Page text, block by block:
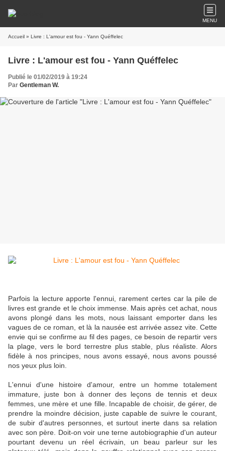
MENU
Accueil » Livre : L'amour est fou - Yann Quéffelec
Livre : L'amour est fou - Yann Quéffelec
Publié le 01/02/2019 à 19:24
Par Gentleman W.
Parfois la lecture apporte l'ennui, rarement certes car la pile de
livres est grande et le choix immense. Mais après cet achat, nous
avons plongé dans les mots, nous laissant emporter dans les
vagues de ce roman, et là la nausée est arrivée assez vite. Cette
envie qui se confirme au fil des pages, ce besoin de repartir vers
la plage, vers le bord terrestre plus stable, plus réaliste. Alors
fidèle à nos principes, nous avons essayé, nous avons poussé
nos yeux plus loin.
L'ennui d'une histoire d'amour, entre un homme totalement
immature, juste bon à donner des leçons de tennis et deux
femmes, une mère et une fille. Incapable de choisir, de gérer, de
prendre la moindre décision, juste capable de suivre le courant,
de subir d'autres personnes, et surtout inerte dans sa relation
avec son père. Doit-on voir une terne autobiographie d'un auteur
pourtant devenu un réel écrivain, un beau parleur sur les